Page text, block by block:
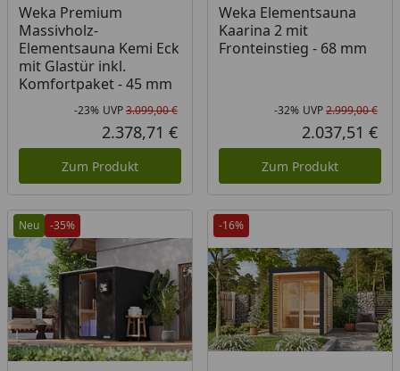
Weka Premium
Massivholz-
Elementsauna Kemi Eck
mit Glastür inkl.
Komfortpaket - 45 mm
Rabatt in Prozent
-23%
Ursprünglicher Preis
UVP3.099,00 €
Aktueller Preis
2.378,71 €
Zum Produkt
Weka Elementsauna
Kaarina 2 mit
Fronteinstieg - 68 mm
-32% UVP2.999,00 €
2.037,51 €
Zum Produkt
Neu -35% -16%